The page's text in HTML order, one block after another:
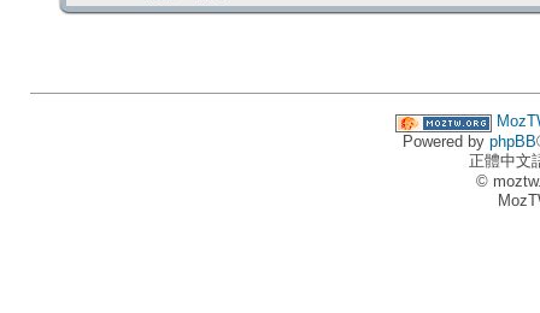
Powered by phpBB
正體中文
©